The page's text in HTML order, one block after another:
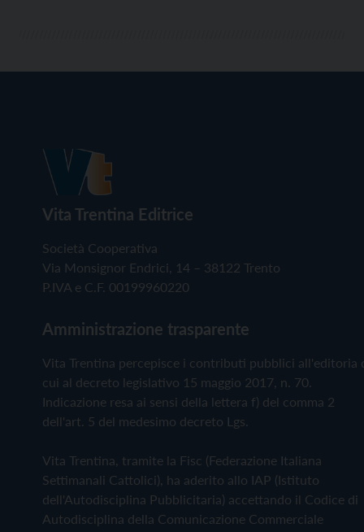
Vita Trentina Editrice
Società Cooperativa
Via Monsignor Endrici, 14 – 38122 Trento
P.IVA e C.F. 00199960220
Amministrazione trasparente
Vita Trentina percepisce i contributi pubblici all'editoria
cui al decreto legislativo 15 maggio 2017, n. 70.
Indicazione resa ai sensi della lettera f) del comma 2
dell'art. 5 del medesimo decreto Lgs.
Vita Trentina, tramite la Fisc (Federazione Italiana
Settimanali Cattolici), ha aderito allo IAP (Istituto
dell'Autodisciplina Pubblicitaria) accettando il Codice di
Autodisciplina della Comunicazione Commerciale